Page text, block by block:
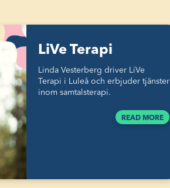
LiVe Terapi
Linda Vesterberg driver LiVe
Terapi i Luleå och erbjuder tjänster
inom samtalsterapi.
READ MORE